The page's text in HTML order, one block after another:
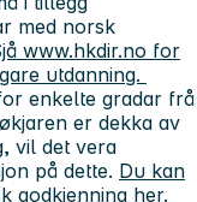
med norsk
www.hkdir.no for
utdanning.
enkelte gradar frå
er dekka av
vil det vera
på dette. Du kan
godkjenning her.